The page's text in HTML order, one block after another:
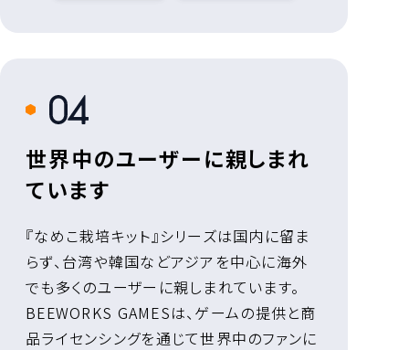
4
世界中のユーザーに親しまれ
ています
『なめこ栽培キット』シリーズは国内に留ま
らず、台湾や韓国などアジアを中心に海外
でも多くのユーザーに親しまれています。
BEEWORKS GAMESは、ゲームの提供と商
品ライセンシングを通じて世界中のファンに